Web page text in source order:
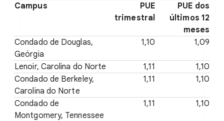
Campus
PUE
trimestral
PUE dos
últimos 12
meses
Condado de Douglas,
Geórgia
1,10 1,09
Lenoir, Carolina do Norte 1,11
1,10
Condado de Berkeley,
Carolina do Norte
1,11 1,10
Condado de
Montgomery, Tennessee
1,11 1,10